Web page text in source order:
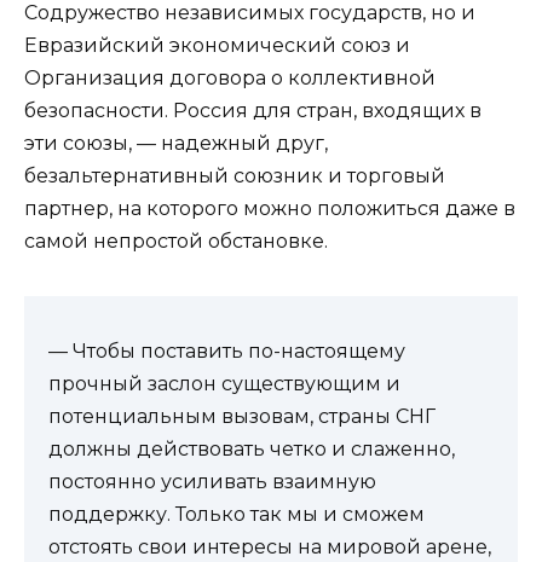
Содружество независимых государств, но и
Евразийский экономический союз и
Организация договора о коллективной
безопасности. Россия для стран, входящих в
эти союзы, — надежный друг,
безальтернативный союзник и торговый
партнер, на которого можно положиться даже в
самой непростой обстановке.
— Чтобы поставить по-настоящему
прочный заслон существующим и
потенциальным вызовам, страны СНГ
должны действовать четко и слаженно,
постоянно усиливать взаимную
поддержку. Только так мы и сможем
отстоять свои интересы на мировой арене,